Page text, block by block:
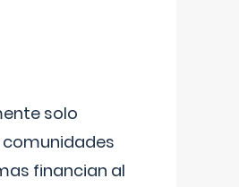
solo
financian al